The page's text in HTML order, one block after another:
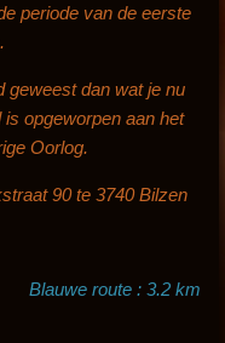
periode van de eerste
geweest dan wat je nu
opgeworpen aan het
Oorlog.
90 te 3740 Bilzen
Blauwe route : 3.2 km